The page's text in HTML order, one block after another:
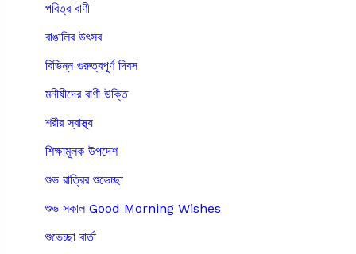
পবিত্র বাণী
বাঙালির উৎসব
বিভিন্ন গুরুত্বপূর্ণ দিবস
মনীষীদের বাণী উক্তি
শরীর স্বাস্থ্য
শিক্ষামূলক উপদেশ
শুভ রাত্রির শুভেচ্ছা
শুভ সকাল Good Morning Wishes
শুভেচ্ছা বার্তা